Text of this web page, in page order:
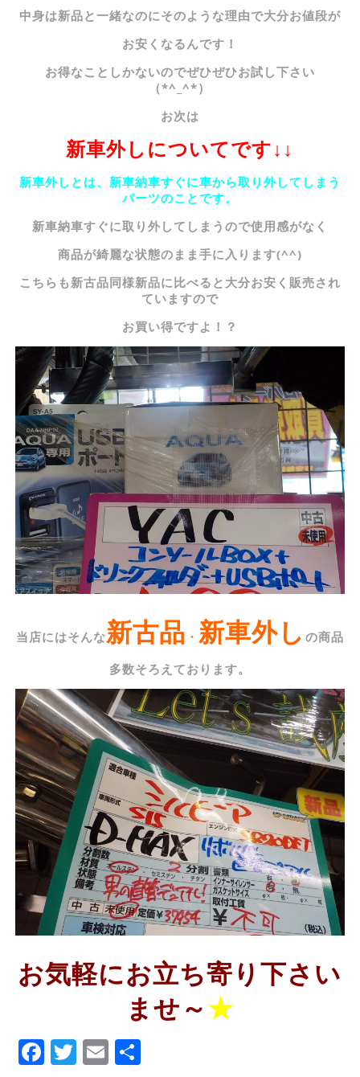
中身は新品と一緒なのにそのような理由で大分お値段が
お安くなるんです！
お得なことしかないのでぜひぜひお試し下さい
（*^_^*）
お次は
新車外しについてです↓↓
新車外しとは、新車納車すぐに車から取り外してしまう
パーツのことです。
新車納車すぐに取り外してしまうので使用感がなく
商品が綺麗な状態のまま手に入ります(^^)
こちらも新古品同様新品に比べると大分お安く販売され
ていますので
お買い得ですよ！？
当店にはそんな新古品 ・ 新車外し の商品
多数そろえております。
お気軽にお立ち寄り下さい
ませ～★
Facebook
Twitter
EmailShare